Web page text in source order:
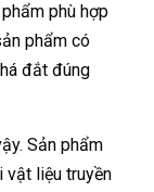
phù hợp
phẩm có
đắt đúng
Sản phẩm
vật liệu truyền